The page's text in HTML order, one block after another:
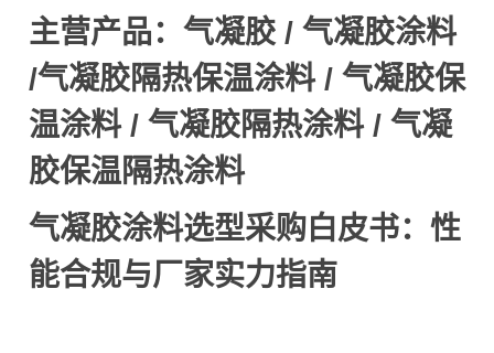
主营产品：气凝胶 / 气凝胶涂料
/气凝胶隔热保温涂料 / 气凝胶保
温涂料 / 气凝胶隔热涂料 / 气凝
胶保温隔热涂料
气凝胶涂料选型采购白皮书：性
能合规与厂家实力指南